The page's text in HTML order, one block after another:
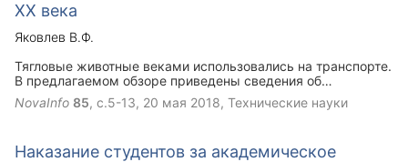
ХХ века
Яковлев В.Ф.
Тягловые животные веками использовались на транспорте.
В предлагаемом обзоре приведены сведения об
особенностях использовании волов и лошадей на гужевом
транспорте, загрязнении ими окружающей среды
гужевой транспорт, т.к. обеспечивали лучшие технические
NovaInfo 85, с.5-13, 20 мая 2018, Технические науки
Наказание студентов за академическое